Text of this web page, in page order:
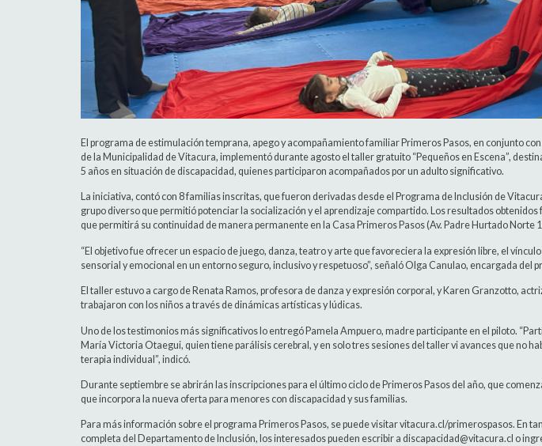
El programa de estimulación temprana, apego y acompañamiento familiar Primeros Pasos, en conjunto
de la Municipalidad de Vitacura, implementó durante agosto el taller gratuito “Pequeños en Escena”,
5 años en situación de discapacidad, quienes participaron acompañados por un adulto significativo.
La iniciativa, contó con 8 familias inscritas, que fueron derivadas desde el Programa de Inclusión de
grupo diverso que permitió potenciar la socialización y el aprendizaje compartido. Los resultados
que permitirá su continuidad de manera permanente en la Casa Primeros Pasos (Av. Padre Hurtado Norte
“El objetivo fue ofrecer un espacio de juego, danza, teatro y arte que favoreciera la expresión libre, el
sensorial y emocional en un entorno seguro, inclusivo y respetuoso”, señaló Olga Canulao, encargada del
El taller estuvo a cargo de Renata Ramos, profesora de danza y expresión corporal, y Karen Granzotto,
trabajaron con los niños a través de dinámicas artísticas y lúdicas.
Uno de los testimonios más significativos lo entregó Pamela Ampuero, madre participante en el piloto.
María Victoria Otaegui, quien tiene parálisis cerebral, y en solo tres sesiones del taller vi avances que no
terapia individual”, indicó.
Durante septiembre se abrirán las inscripciones para el último ciclo de Primeros Pasos del año, que
que incorpora la nueva oferta para menores con discapacidad y sus familias.
Para más información sobre el programa Primeros Pasos, se puede visitar vitacura.cl/primerospasos. En
completa del Departamento de Inclusión, los interesados pueden escribir a discapacidad@vitacura.cl o